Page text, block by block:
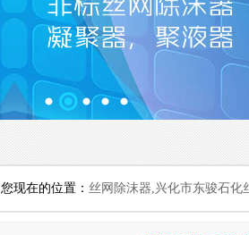
您现在的位置： 丝网除沫器,兴化市东骏石化